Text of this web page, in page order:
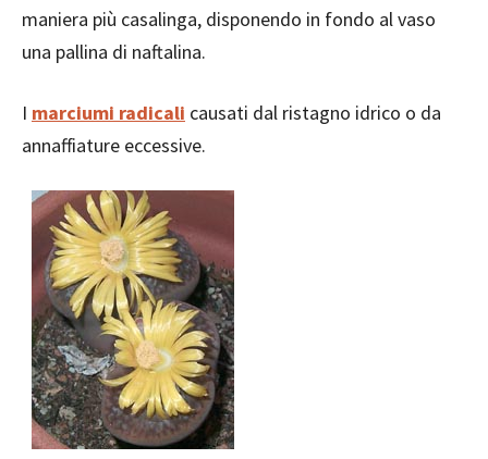
maniera più casalinga, disponendo in fondo al vaso
una pallina di naftalina.
I marciumi radicali causati dal ristagno idrico o da
annaffiature eccessive.